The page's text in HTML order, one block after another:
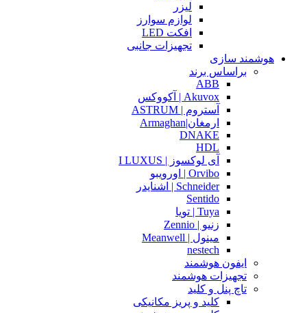
لیزر
لوازم سوارز
افکت LED
تجهیزات جانبی
هوشمند سازی
براساس برند
ABB
Akuvox | آکووکس
آستروم | ASTRUM
ارمغان|Armaghan
DNAKE
HDL
آی لوکسوز | I LUXUS
Orvibo | اورویبو
Schneider | اشنایدر
Sentido
Tuya | تویا
زنیو | Zennio
مینول | Meanwell
nestech
ایفون هوشمند
تجهیزات هوشمند
تاچ پنل و کلید
کلید و پریز مکانیکی